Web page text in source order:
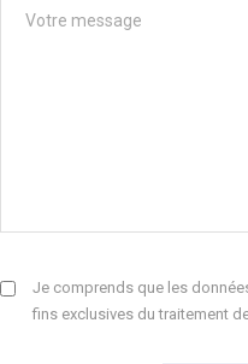
Je comprends que les
fins exclusives du traitement